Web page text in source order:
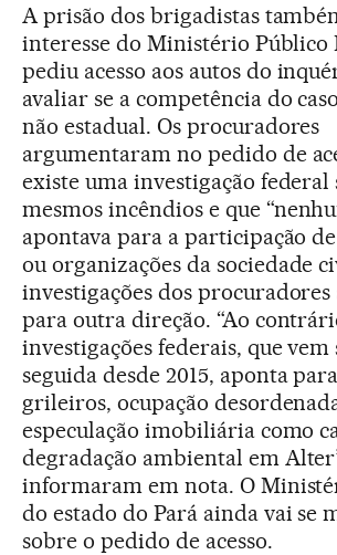
A prisão dos brigadistas
interesse do Ministério Público
pediu acesso aos autos do
avaliar se a competência do
não estadual. Os procuradores
argumentaram no pedido de
existe uma investigação federal
mesmos incêndios e que
apontava para a participação
ou organizações da sociedade
investigações dos
para outra direção. “Ao
investigações federais, que vem
seguida desde 2015, aponta
grileiros, ocupação
especulação imobiliária como
degradação ambiental em
informaram em nota. O
do estado do Pará ainda vai se
sobre o pedido de acesso.